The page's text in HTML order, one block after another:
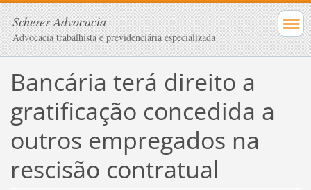
Scherer Advocacia
Advocacia trabalhista e previdenciária especializada
Bancária terá direito a
gratificação concedida a
outros empregados na
rescisão contratual